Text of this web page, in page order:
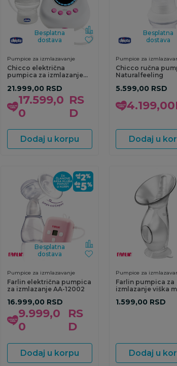
Besplatna
dostava
Pumpice za izmlazavanje
Chicco električna
pumpica za izmlazanje
21.999,00 RSD
17.599,0
0
RS
D
Dodaj u korpu
Besplatna
dostava
Pumpice za
Chicco ručna
Naturalfeeling
5.599,00 RSD
4.199,00
Dodaj u
Besplatna
dostava
Pumpice za izmlazavanje
Farlin električna pumpica
za izmlazanje AA-12002
16.999,00 RSD
9.999,0
0
RS
D
Dodaj u korpu
Pumpice za
Farlin pumpica za
izmlazanje viška
1.599,00 RSD
Dodaj u